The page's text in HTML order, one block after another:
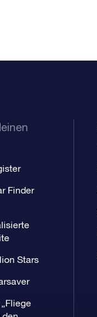
Finder
Stars